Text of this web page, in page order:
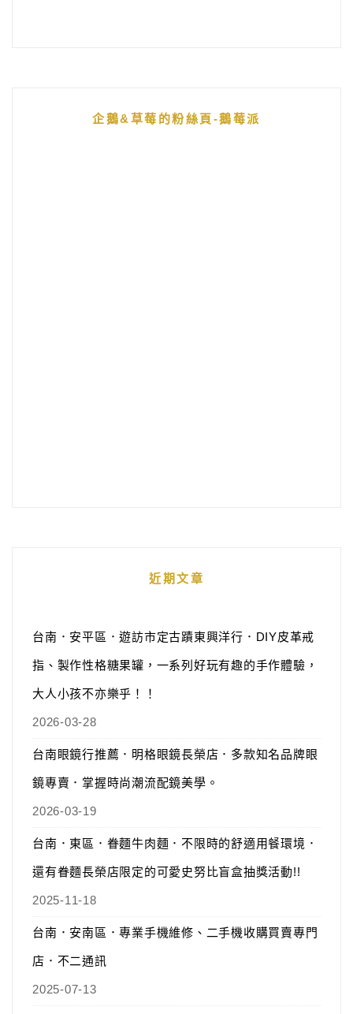
企鵝&草莓的粉絲頁-鵝莓派
近期文章
台南．安平區．遊訪市定古蹟東興洋行．DIY皮革戒
指、製作性格糖果罐，一系列好玩有趣的手作體驗，
大人小孩不亦樂乎！！
2026-03-28
台南眼鏡行推薦．明格眼鏡長榮店．多款知名品牌眼
鏡專賣．掌握時尚潮流配鏡美學。
2026-03-19
台南．東區．眷麵牛肉麵．不限時的舒適用餐環境．
還有眷麵長榮店限定的可愛史努比盲盒抽獎活動!!
2025-11-18
台南．安南區．專業手機維修、二手機收購買賣專門
店．不二通訊
2025-07-13